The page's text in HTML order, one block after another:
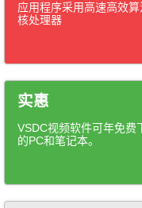
应用程序采用高速高效
核处理器
实惠
VSDC视频软件可年免费
的PC和笔记本。